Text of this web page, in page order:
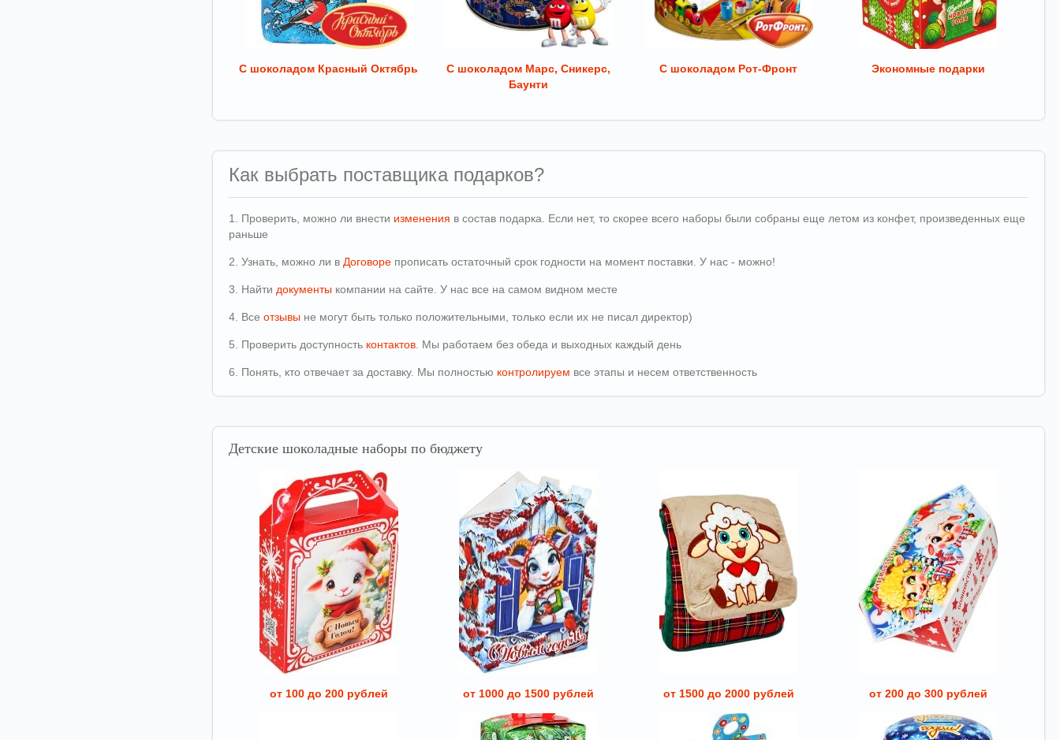
С шоколадом Красный Октябрь
С шоколадом Марс, Сникерс,
Баунти
С шоколадом Рот-Фронт Экономные подарки
Как выбрать поставщика подарков?
1. Проверить, можно ли внести изменения в состав подарка. Если нет, то скорее всего наборы были собраны еще летом из конфет, произведенных еще
раньше
2. Узнать, можно ли в Договоре прописать остаточный срок годности на момент поставки. У нас - можно!
3. Найти документы компании на сайте. У нас все на самом видном месте
4. Все отзывы не могут быть только положительными, только если их не писал директор)
5. Проверить доступность контактов . Мы работаем без обеда и выходных каждый день
6. Понять, кто отвечает за доставку. Мы полностью контролируем все этапы и несем ответственность
Детские шоколадные наборы по бюджету
от 100 до 200 рублей от 1000 до 1500 рублей от 1500 до 2000 рублей от 200 до 300 рублей